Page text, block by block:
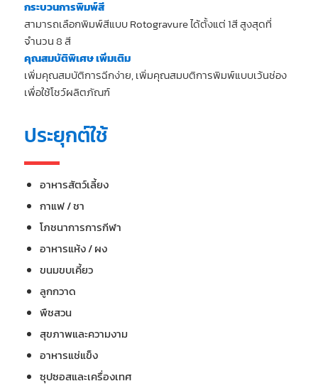
กระบวนการพิมพ์สี
สามารถเลือกพิมพ์สีแบบ Rotogravure ได้ตั้งแต่ 1สี สูงสุดที่
จำนวน 8 สี
คุณสมบัติพิเศษ เพิ่มเติม
เพิ่มคุณสมบัติการฉีกง่าย, เพิ่มคุณสมบติการพิมพ์แบบเว้นช่อง
เพื่อใช้โชว์ผลิตภัณฑ์
ประยุกต์ใช้
อาหารสัตว์เลี้ยง
กาแฟ / ชา
โภชนาการการกีฬา
อาหารแห้ง / ผง
ขนมขบเคี้ยว
ลูกกวาด
พืชสวน
สุขภาพและความงาม
อาหารแช่แข็ง
ซุปซอสและเครื่องเทศ